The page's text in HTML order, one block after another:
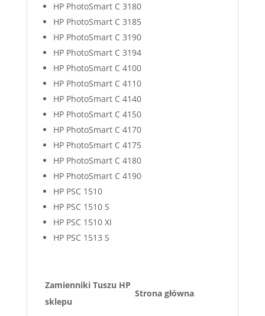
HP PhotoSmart C 3180
HP PhotoSmart C 3185
HP PhotoSmart C 3190
HP PhotoSmart C 3194
HP PhotoSmart C 4100
HP PhotoSmart C 4110
HP PhotoSmart C 4140
HP PhotoSmart C 4150
HP PhotoSmart C 4170
HP PhotoSmart C 4175
HP PhotoSmart C 4180
HP PhotoSmart C 4190
HP PSC 1510
HP PSC 1510 S
HP PSC 1510 XI
HP PSC 1513 S
Zamienniki Tuszu HP
Strona główna
sklepu